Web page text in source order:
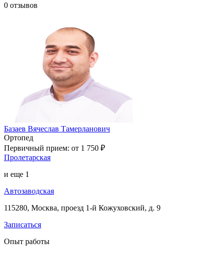
0 отзывов
Базаев Вячеслав Тамерланович
Ортопед
Первичный прием: от 1 750 ₽
Пролетарская
и еще 1
Автозаводская
115280, Москва, проезд 1-й Кожуховский, д. 9
Записаться
Опыт работы